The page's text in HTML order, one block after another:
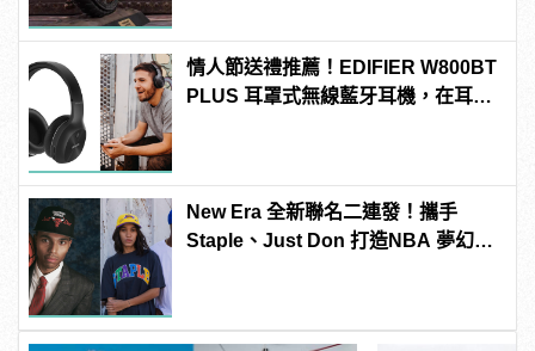
情人節送禮推薦！EDIFIER W800BT
PLUS 耳罩式無線藍牙耳機，在耳邊
New Era 全新聯名二連發！攜手
Staple、Just Don 打造NBA 夢幻聯